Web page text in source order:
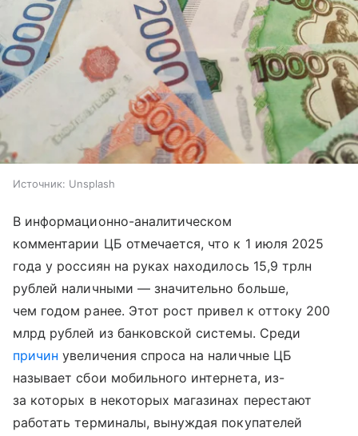
Источник: Unsplash
В информационно-аналитическом
комментарии ЦБ отмечается, что к 1 июля 2025
года у россиян на руках находилось 15,9 трлн
рублей наличными — значительно больше,
чем годом ранее. Этот рост привел к оттоку 200
млрд рублей из банковской системы. Среди
причин увеличения спроса на наличные ЦБ
называет сбои мобильного интернета, из-
за которых в некоторых магазинах перестают
работать терминалы, вынуждая покупателей